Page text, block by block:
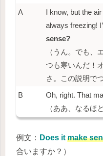
A
I know, but the
always freezing!
sense?
（うん。でも、
つも寒いんだ！
さ。この説明で
B
Oh, right. That
（ああ、なるほ
例文： Does it make
合いますか？）